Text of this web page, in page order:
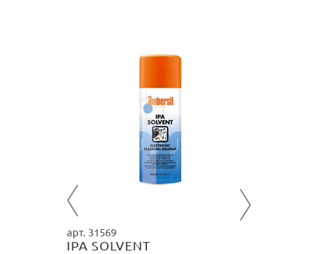
арт. 31569
IPA SOLVENT